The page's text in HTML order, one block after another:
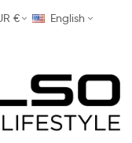
€ English